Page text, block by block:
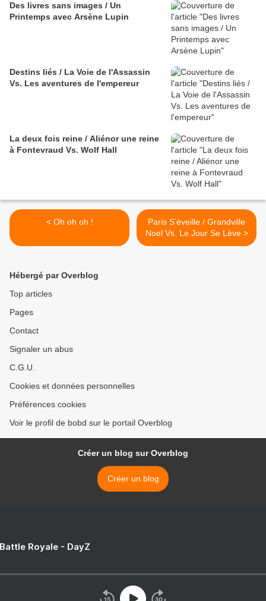
Des livres sans images / Un
Printemps avec Arsène Lupin
Destins liés / La Voie de l'Assassin
Vs. Les aventures de l'empereur
La deux fois reine / Aliénor une reine
à Fontevraud Vs. Wolf Hall
< Oh oh oh !
Paris S’éveille / Grandville
Noel Vs. Le Jour Se Lève >
Hébergé par Overblog
Top articles
Pages
Contact
Signaler un abus
C.G.U.
Cookies et données personnelles
Préférences cookies
Voir le profil de bobd sur le portail Overblog
Créer un blog sur Overblog
Créer un blog
Royale - DayZ